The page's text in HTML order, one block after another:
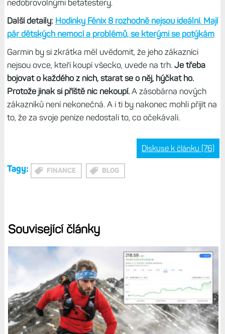
Garmin má problém: Topo mapy verze 2026.10
mohou způsobit nekonečnou smyčku restartů. Jak
to vyřešit?
Problémy s Forerunnery 255, 265, 955 a 965
přetrvávají. Uživatelé si stěžují i po několika měsících
Nová verze aplikace Express řeší problém se
zničeným seznamem aktivit a doplňků v hodinkách
spuštění GPS aktivity. Bylo to naštěstí jen dočasné
Kdyby se Garmin každému problému stavěl čelem a všem
svým uživatelům poslal e-mail, že
ve značku. Vzpomeňme si mimochodem na start Fénixů 8
- několik měsíců byly uživatelé těchto hodinek
nedobrovolnými betatestery.
Další detaily:Hodinky Fénix 8 rozhodně nejsou ideální. Mají
pár dětských nemocí a problémů, se kterými se potýkám
Garmin by si zkrátka měl uvědomit, že jeho zákazníci
nejsou ovce, kteří koupí všecko, uvede na trh.Je třeba